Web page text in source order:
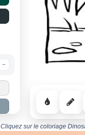
−
Cliquez sur le coloriage